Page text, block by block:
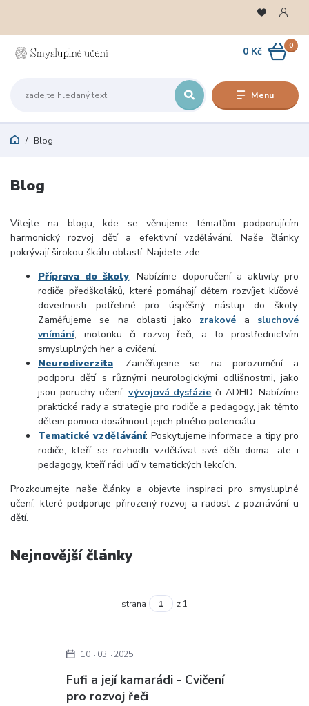
Menu
0
0 Kč
Blog
Blog
Vítejte na blogu,kde se věnujeme tématům podporujícím
harmonický rozvoj dětí a efektivní vzdělávání. Naše články
pokrývají širokou škálu oblastí. Najdete zde
Příprava do školy:Nabízíme doporučení a aktivity pro
rodiče předškoláků, které pomáhají dětem rozvíjet klíčové
dovednosti potřebné pro úspěšný nástup do školy.
Zaměřujeme se na oblasti jako zrakové a sluchové
vnímání, motoriku či rozvoj řeči, a to prostřednictvím
smysluplných her a cvičení.
Neurodiverzita: Zaměřujeme se na porozumění a
podporu dětí s různými neurologickými odlišnostmi, jako
jsou poruchy učení, vývojová dysfázie či ADHD. Nabízíme
praktické rady a strategie pro rodiče a pedagogy, jak těmto
dětem pomoci dosáhnout jejich plného potenciálu.
Tematické vzdělávání: Poskytujeme informace a tipy pro
rodiče, kteří se rozhodli vzdělávat své děti doma, ale i
pedagogy, kteří rádi učí v tematických lekcích.
Prozkoumejte naše články a objevte inspiraci pro smysluplné
učení, které podporuje přirozený rozvoj a radost z poznávání u
dětí.
Nejnovější články
strana z 1
Fufi a její kamarádi - Cvičení
pro rozvoj řeči
10 03 2025